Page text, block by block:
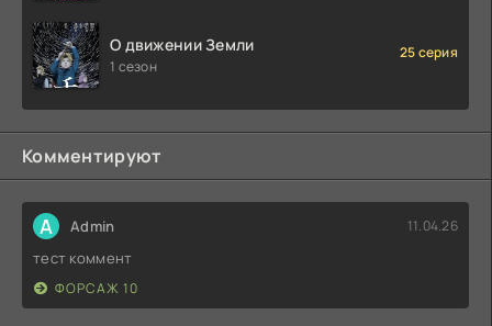
О движении Земли
1 сезон
25 серия
Комментируют
A Admin 11.04.26
тест коммент
ФОРСАЖ 10